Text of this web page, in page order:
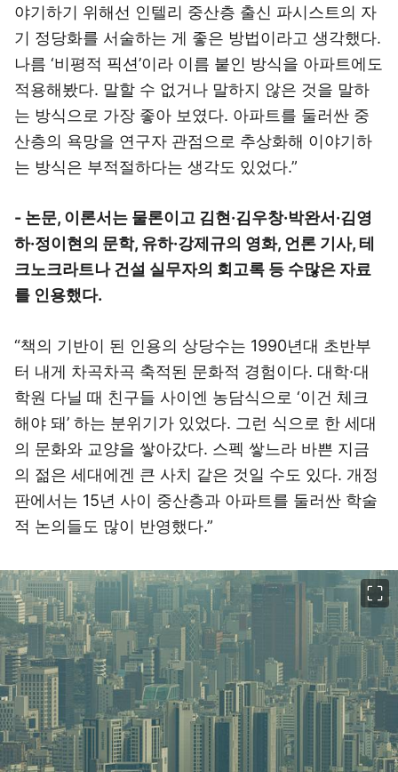
야기하기 위해선 인텔리 중산층 출신 파시스트의 자
기 정당화를 서술하는 게 좋은 방법이라고 생각했다.
나름 ‘비평적 픽션’이라 이름 붙인 방식을 아파트에도
적용해봤다. 말할 수 없거나 말하지 않은 것을 말하
는 방식으로 가장 좋아 보였다. 아파트를 둘러싼 중
산층의 욕망을 연구자 관점으로 추상화해 이야기하
는 방식은 부적절하다는 생각도 있었다.”
- 논문, 이론서는 물론이고 김현·김우창·박완서·김영
하·정이현의 문학, 유하·강제규의 영화, 언론 기사, 테
크노크라트나 건설 실무자의 회고록 등 수많은 자료
를 인용했다.
“책의 기반이 된 인용의 상당수는 1990년대 초반부
터 내게 차곡차곡 축적된 문화적 경험이다. 대학·대
학원 다닐 때 친구들 사이엔 농담식으로 ‘이건 체크
해야 돼’ 하는 분위기가 있었다. 그런 식으로 한 세대
의 문화와 교양을 쌓아갔다. 스펙 쌓느라 바쁜 지금
의 젊은 세대에겐 큰 사치 같은 것일 수도 있다. 개정
판에서는 15년 사이 중산층과 아파트를 둘러싼 학술
적 논의들도 많이 반영했다.”